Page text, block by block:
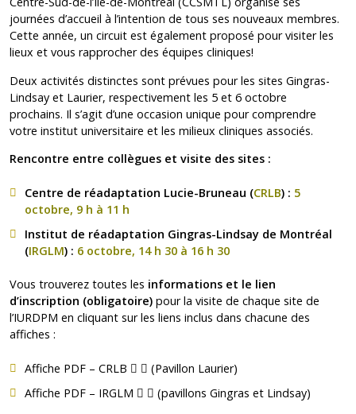
journées d’accueil à l’intention de tous ses nouveaux membres.
Cette année, un circuit est également proposé pour visiter les
lieux et vous rapprocher des équipes cliniques!
Deux activités distinctes sont prévues pour les sites Gingras-
Lindsay et Laurier, respectivement les 5 et 6 octobre
prochains. Il s’agit d’une occasion unique pour comprendre
votre institut universitaire et les milieux cliniques associés.
Rencontre entre collègues et visite des sites :
Centre de réadaptation Lucie-Bruneau (CRLB) : 5
octobre, 9 h à 11 h
Institut de réadaptation Gingras-Lindsay de Montréal
(IRGLM) : 6 octobre, 14 h 30 à 16 h 30
Vous trouverez toutes les informations et le lien
d’inscription (obligatoire) pour la visite de chaque site de
l’IURDPM en cliquant sur les liens inclus dans chacune des
affiches :
Affiche PDF – CRLB (pdf)
(pdf)
(Pavillon Laurier)
Affiche PDF – IRGLM
(pdf)
(pdf)
(pavillons Gingras et Lindsay)